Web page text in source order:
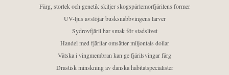
Färg, storlek och genetik skiljer skogspärlemorfjärilens former
UV-ljus avslöjar busksnabbvingens larver
Sydrovfjäril har smak för stadslivet
Handel med fjärilar omsätter miljontals dollar
Vätska i vingmembran kan ge fjärilsvingar färg
Drastisk minskning av danska habitatspecialister